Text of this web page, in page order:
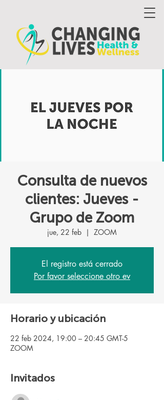
Consulta de nuevos
clientes: Jueves -
Grupo de Zoom
jue, 22 feb
  |
ZOOM
El registro está cerrado
Por favor seleccione otro ev
Horario y ubicación
22 feb 2024, 19:00 – 20:45 GMT-5
ZOOM
Invitados